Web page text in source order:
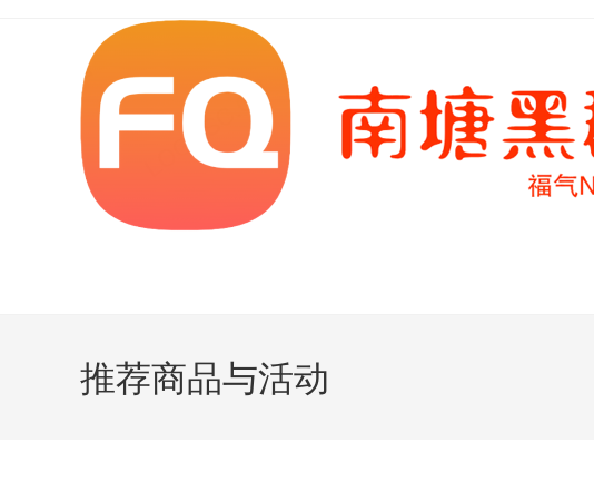
推荐商品与活动